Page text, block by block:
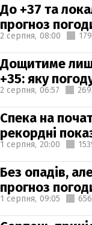
До +37 та
прогноз
2 серпня, 08:00
Дощитиме
+35: яку
2 серпня, 06:57
Спека на
рекордні
1 серпня, 20:00
Без опадів,
прогноз
1 серпня, 09:05 656